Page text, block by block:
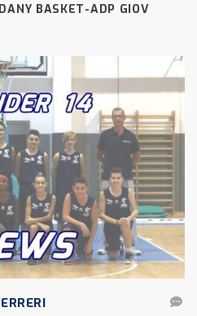
BASKET-ADP GIOV